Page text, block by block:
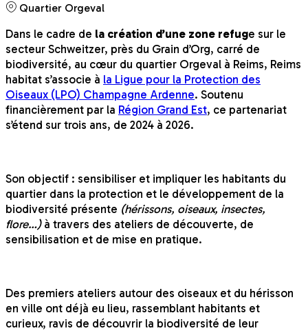
Quartier Orgeval
Dans le cadre de la création d’une zone refuge sur le
secteur Schweitzer, près du Grain d’Org, carré de
biodiversité, au cœur du quartier Orgeval à Reims, Reims
habitat s’associe à la Ligue pour la Protection des
Oiseaux (LPO) Champagne Ardenne. Soutenu
financièrement par la Région Grand Est, ce partenariat
s’étend sur trois ans, de 2024 à 2026.
Son objectif : sensibiliser et impliquer les habitants du
quartier dans la protection et le développement de la
biodiversité présente (hérissons, oiseaux, insectes,
flore…)à travers des ateliers de découverte, de
sensibilisation et de mise en pratique.
Des premiers ateliers autour des oiseaux et du hérisson
en ville ont déjà eu lieu, rassemblant habitants et
curieux, ravis de découvrir la biodiversité de leur